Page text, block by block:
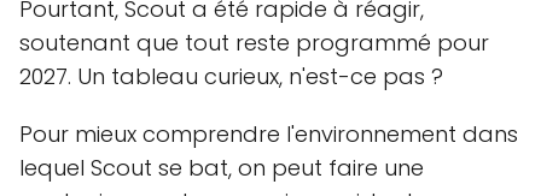
Pourtant, Scout a été rapide à réagir,
soutenant que tout reste programmé pour
2027. Un tableau curieux, n'est-ce pas ?
Pour mieux comprendre l'environnement dans
lequel Scout se bat, on peut faire une